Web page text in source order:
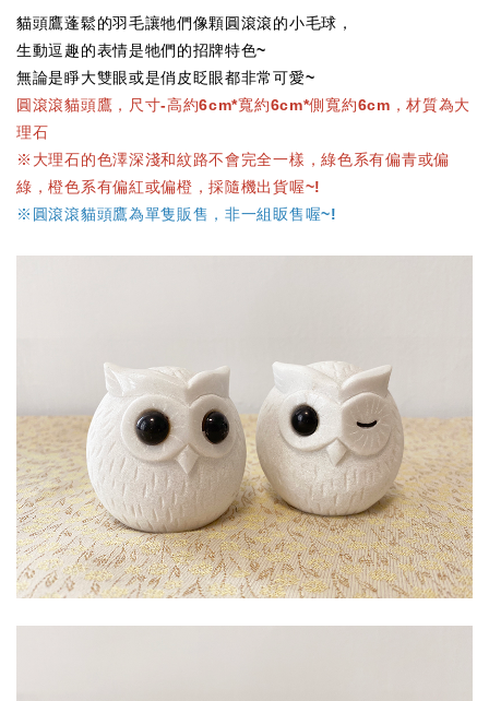
貓頭鷹蓬鬆的羽毛讓牠們像顆圓滾滾的小毛球，
生動逗趣的表情是牠們的招牌特色~
無論是睜大雙眼或是俏皮眨眼都非常可愛~
圓滾滾貓頭鷹，尺寸-高約6cm*寬約6cm*側寬約6cm，材質為大
理石
※大理石的色澤深淺和紋路不會完全一樣，綠色系有偏青或偏
綠，橙色系有偏紅或偏橙，採隨機出貨喔~!
※圓滾滾貓頭鷹為單隻販售，非一組眅售喔~!